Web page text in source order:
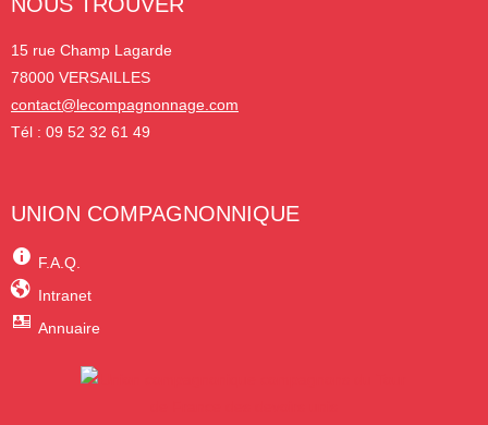
15 rue Champ Lagarde
78000 VERSAILLES
contact@lecompagnonnage.com
Tél : 09 52 32 61 49
UNION COMPAGNONNIQUE
F.A.Q.
Intranet
Annuaire